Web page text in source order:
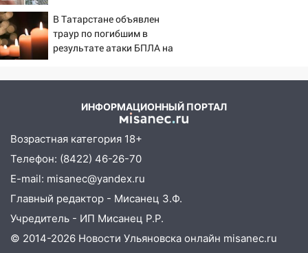
13:02
Соцсети: на улице Розы
Люксембург дерево упало на
автомобиль
новых начинаний: гороскоп для всех
знаков зодиака на неделю с 10 по 16
13:00 На проспекте Тюленева в
Ульяновске образовалось «море»
12:57 В Ульяновской области ожидается
крупный град
12:11 Где есть бензин в Ульяновске 9
августа: список АЗС
девочку
В Татарстане объявлен
траур по погибшим в
результате атаки БПЛА на
ИНФОРМАЦИОННЫЙ ПОРТАЛ
Возрастная категория 18+
Телефон: (8422) 46-26-70
E-mail: misanec@yandex.ru
Главный редактор - Мисанец З.Ф.
Учредитель - ИП Мисанец Р.Р.
© 2014-2026 Новости Ульяновска онлайн misanec.ru